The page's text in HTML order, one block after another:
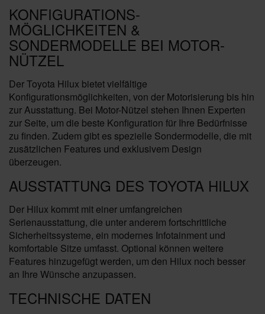
KONFIGURATIONS-
MÖGLICHKEITEN &
SONDERMODELLE BEI MOTOR-
NÜTZEL
Der Toyota Hilux bietet vielfältige
Konfigurationsmöglichkeiten, von der Motorisierung bis hin
zur Ausstattung. Bei Motor-Nützel stehen Ihnen Experten
zur Seite, um die beste Konfiguration für Ihre Bedürfnisse
zu finden. Zudem gibt es spezielle Sondermodelle, die mit
zusätzlichen Features und exklusivem Design
überzeugen.
AUSSTATTUNG DES TOYOTA HILUX
Der Hilux kommt mit einer umfangreichen
Serienausstattung, die unter anderem fortschrittliche
Sicherheitssysteme, ein modernes Infotainment und
komfortable Sitze umfasst. Optional können weitere
Features hinzugefügt werden, um den Hilux noch besser
an Ihre Wünsche anzupassen.
TECHNISCHE DATEN